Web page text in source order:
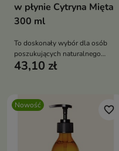
w płynie Cytryna Mięta
300 ml
To doskonały wybór dla osób
poszukujących naturalnego
mydła o lekkim, pobudzającym
43,10 zł
Nowość favorite_border